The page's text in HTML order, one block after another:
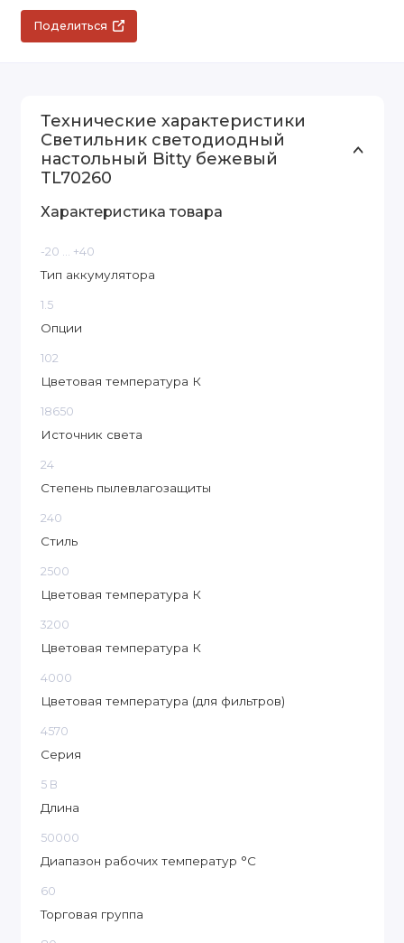
Поделиться
Технические характеристики
Светильник светодиодный
настольный Bitty бежевый
TL70260
Характеристика товара
-20 ... +40
Тип аккумулятора
1.5
Опции
102
Цветовая температура К
18650
Источник света
24
Степень пылевлагозащиты
240
Стиль
2500
Цветовая температура К
3200
Цветовая температура К
4000
Цветовая температура (для фильтров)
4570
Серия
5 В
Длина
50000
Диапазон рабочих температур °C
60
Торговая группа